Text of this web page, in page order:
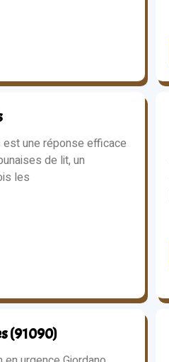
est une réponse efficace
de lit, un
les
(91090)